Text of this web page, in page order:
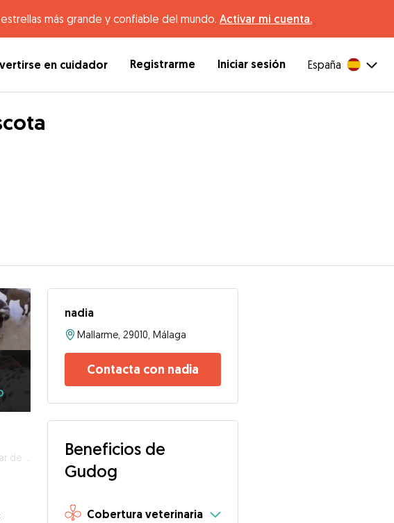
más grande y confiable del mundo. Activar mi cuenta.
en cuidador Registrarme Iniciar sesión España
nadia
Mallarme, 29010, Málaga
Contacta con nadia
Beneficios de
Gudog
Cobertura veterinaria